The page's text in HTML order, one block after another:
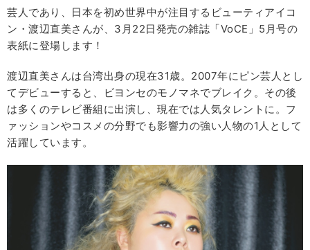
芸人であり、日本を初め世界中が注目するビューティアイコ
ン・渡辺直美さんが、3月22日発売の雑誌「VoCE」5月号の
表紙に登場します！
渡辺直美さんは台湾出身の現在31歳。2007年にピン芸人とし
てデビューすると、ビヨンセのモノマネでブレイク。その後
は多くのテレビ番組に出演し、現在では人気タレントに。フ
ァッションやコスメの分野でも影響力の強い人物の1人として
活躍しています。